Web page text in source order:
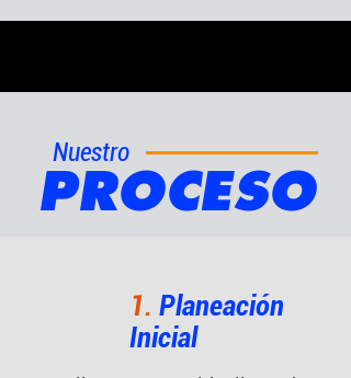
PROCESO
Nuestro
1. Planeación
Inicial